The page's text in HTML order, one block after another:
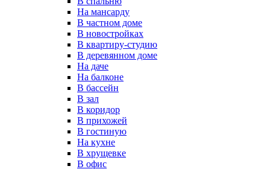
На мансарду
В частном доме
В новостройках
В квартиру-студию
В деревянном доме
На даче
На балконе
В бассейн
В зал
В коридор
В прихожей
В гостиную
На кухне
В хрущевке
В офис